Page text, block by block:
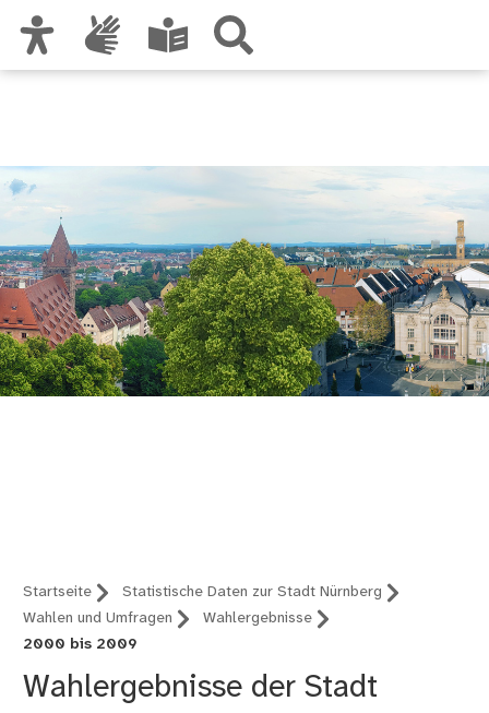
Startseite
Statistische Daten zur Stadt Nürnberg
Wahlen und Umfragen
Wahlergebnisse
2000 bis 2009
Wahlergebnisse der Stadt